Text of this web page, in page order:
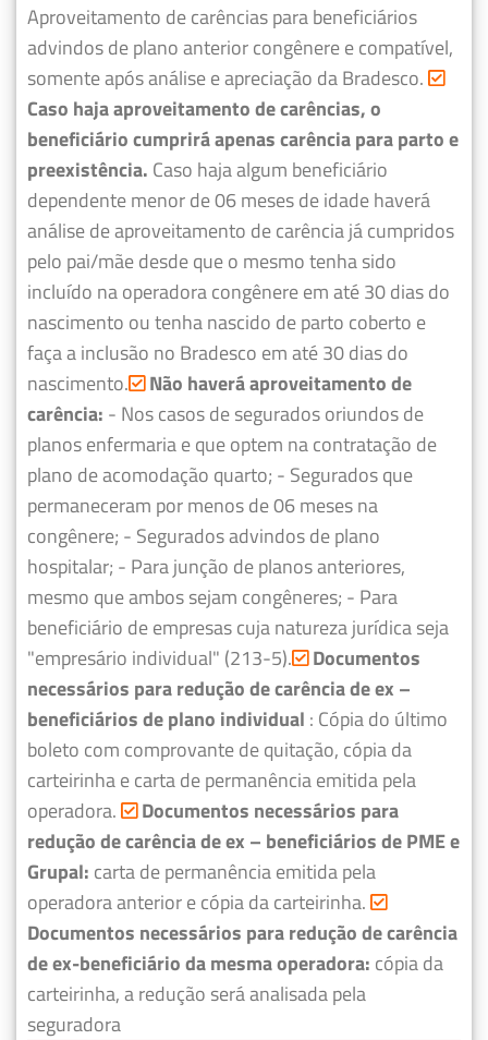
Aproveitamento de carências para beneficiários
advindos de plano anterior congênere e compatível,
somente após análise e apreciação da Bradesco.
Caso haja aproveitamento de carências, o
beneficiário cumprirá apenas carência para parto e
preexistência. Caso haja algum beneficiário
dependente menor de 06 meses de idade haverá
análise de aproveitamento de carência já cumpridos
pelo pai/mãe desde que o mesmo tenha sido
incluído na operadora congênere em até 30 dias do
nascimento ou tenha nascido de parto coberto e
faça a inclusão no Bradesco em até 30 dias do
nascimento. Não haverá aproveitamento de
carência: - Nos casos de segurados oriundos de
planos enfermaria e que optem na contratação de
plano de acomodação quarto; - Segurados que
permaneceram por menos de 06 meses na
congênere; - Segurados advindos de plano
hospitalar; - Para junção de planos anteriores,
mesmo que ambos sejam congêneres; - Para
beneficiário de empresas cuja natureza jurídica seja
"empresário individual" (213-5). Documentos
necessários para redução de carência de ex –
beneficiários de plano individual : Cópia do último
boleto com comprovante de quitação, cópia da
carteirinha e carta de permanência emitida pela
operadora.
Documentos necessários para
redução de carência de ex – beneficiários de PME e
Grupal: carta de permanência emitida pela
operadora anterior e cópia da carteirinha.
Documentos necessários para redução de carência
de ex-beneficiário da mesma operadora: cópia da
carteirinha, a redução será analisada pela
seguradora